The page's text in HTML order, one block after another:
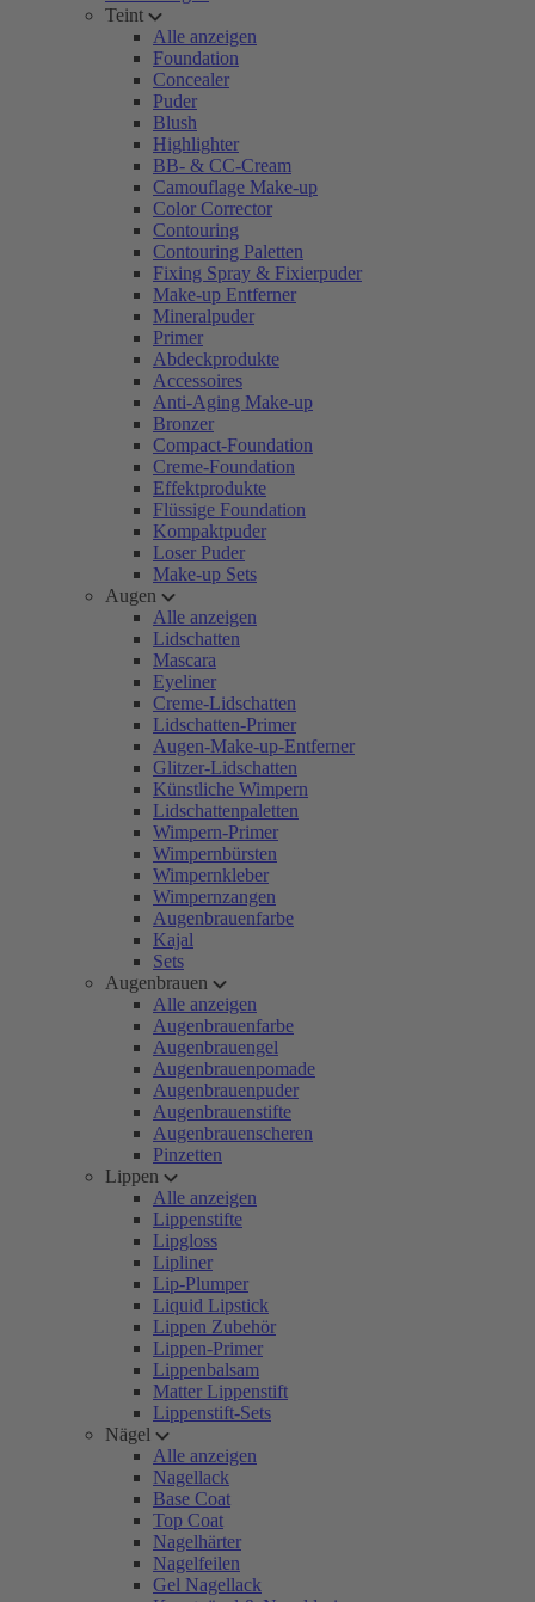
Teint
Alle anzeigen
Foundation
Concealer
Puder
Blush
Highlighter
BB- & CC-Cream
Camouflage Make-up
Color Corrector
Contouring
Contouring Paletten
Fixing Spray & Fixierpuder
Make-up Entferner
Mineralpuder
Primer
Abdeckprodukte
Accessoires
Anti-Aging Make-up
Bronzer
Compact-Foundation
Creme-Foundation
Effektprodukte
Flüssige Foundation
Kompaktpuder
Loser Puder
Make-up Sets
Augen
Alle anzeigen
Lidschatten
Mascara
Eyeliner
Creme-Lidschatten
Lidschatten-Primer
Augen-Make-up-Entferner
Glitzer-Lidschatten
Künstliche Wimpern
Lidschattenpaletten
Wimpern-Primer
Wimpernbürsten
Wimpernkleber
Wimpernzangen
Augenbrauenfarbe
Kajal
Sets
Augenbrauen
Alle anzeigen
Augenbrauenfarbe
Augenbrauengel
Augenbrauenpomade
Augenbrauenpuder
Augenbrauenstifte
Augenbrauenscheren
Pinzetten
Lippen
Alle anzeigen
Lippenstifte
Lipgloss
Lipliner
Lip-Plumper
Liquid Lipstick
Lippen Zubehör
Lippen-Primer
Lippenbalsam
Matter Lippenstift
Lippenstift-Sets
Nägel
Alle anzeigen
Nagellack
Base Coat
Top Coat
Nagelhärter
Nagelfeilen
Gel Nagellack